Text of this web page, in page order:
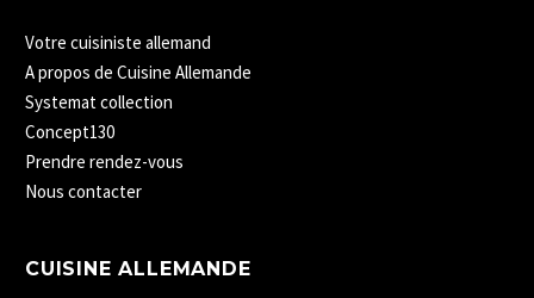
Votre cuisiniste allemand
A propos de Cuisine Allemande
Systemat collection
Concept130
Prendre rendez-vous
Nous contacter
CUISINE ALLEMANDE